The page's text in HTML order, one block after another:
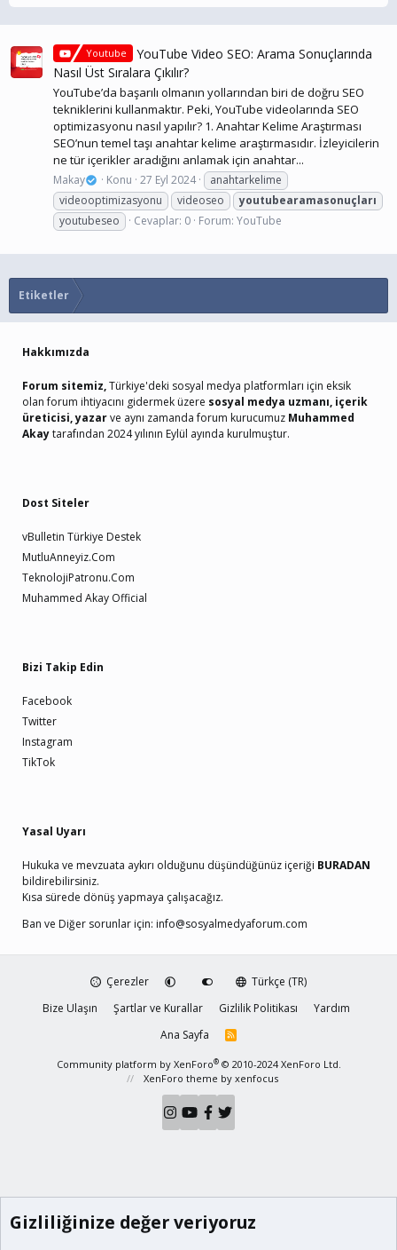
Youtube
YouTube Video SEO: Arama Sonuçlarında
Nasıl Üst Sıralara Çıkılır?
YouTube’da başarılı olmanın yollarından biri de doğru SEO
tekniklerini kullanmaktır. Peki, YouTube videolarında SEO
optimizasyonu nasıl yapılır? 1. Anahtar Kelime Araştırması
SEO’nun temel taşı anahtar kelime araştırmasıdır. İzleyicilerin
ne tür içerikler aradığını anlamak için anahtar...
Makay Konu 27 Eyl 2024
anahtarkelime
videooptimizasyonu
videoseo
youtubearamasonuçları
youtubeseo
Cevaplar: 0 Forum: YouTube
Etiketler
Hakkımızda
Forum sitemiz,Türkiye'deki sosyal medya platformları için eksik
olan forum ihtiyacını gidermek üzere sosyal medya uzmanı, içerik
üreticisi, yazarve aynı zamanda forum kurucumuz Muhammed
Akaytarafından 2024 yılının Eylül ayında kurulmuştur.
Dost Siteler
vBulletin Türkiye Destek
MutluAnneyiz.Com
TeknolojiPatronu.Com
Muhammed Akay Official
Bizi Takip Edin
Facebook
Twitter
Instagram
TikTok
Yasal Uyarı
Hukuka ve mevzuata aykırı olduğunu düşündüğünüz içeriği BURADAN
bildirebilirsiniz.
Kısa sürede dönüş yapmaya çalışacağız.
Ban ve Diğer sorunlar için: info@sosyalmedyaforum.com
Çerezler
Türkçe (TR)
Bize Ulaşın
Şartlar ve Kurallar Gizlilik Politikası
Yardım
Ana Sayfa
R
S
Community platform by XenForo® © 2010-2024 XenForo Ltd.
XenForo theme by xenfocus
Gizliliğinize değer veriyoruz